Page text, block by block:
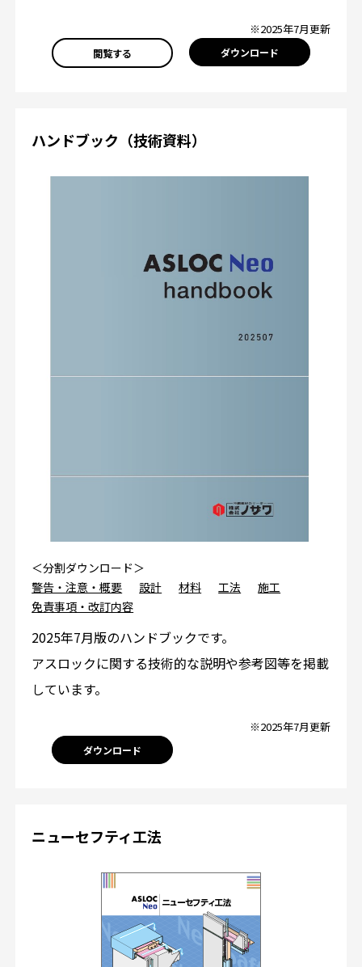
※2025年7月更新
閲覧する ダウンロード
ハンドブック（技術資料）
＜分割ダウンロード＞
警告・注意・概要
設計 材料 工法
施工
免責事項・改訂内容
2025年7月版のハンドブックです。
アスロックに関する技術的な説明や参考図等を掲載
しています。
※2025年7月更新
ダウンロード
ニューセフティ工法